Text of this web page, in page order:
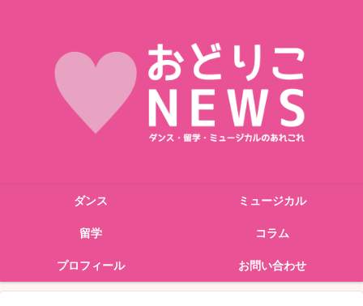
ダンス ミュージカル
留学 コラム
プロフィール お問い合わせ